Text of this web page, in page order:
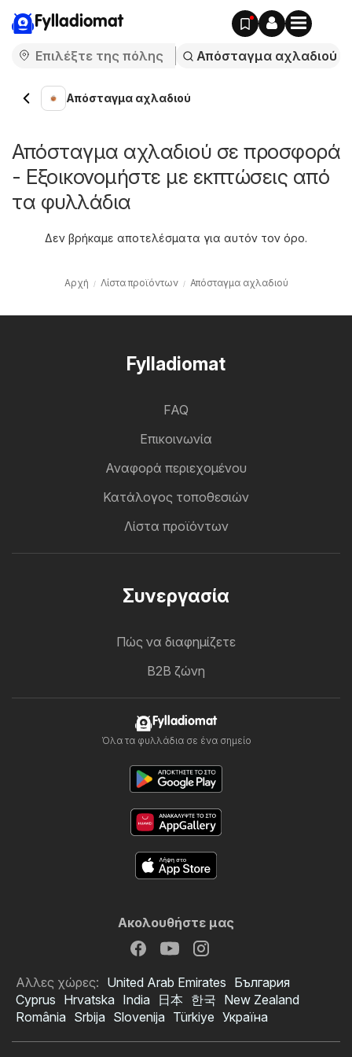
Fylladiomat
Απόσταγμα αχλαδιού
Απόσταγμα αχλαδιού σε προσφορά
- Εξοικονομήστε με εκπτώσεις από
τα φυλλάδια
Δεν βρήκαμε αποτελέσματα για αυτόν τον όρο.
Αρχή Λίστα προϊόντων Απόσταγμα αχλαδιού
Fylladiomat
FAQ
Επικοινωνία
Αναφορά περιεχομένου
Κατάλογος τοποθεσιών
Λίστα προϊόντων
Συνεργασία
Πώς να διαφημίζετε
B2B ζώνη
Fylladiomat
Όλα τα φυλλάδια σε ένα σημείο
Ακολουθήστε μας
Αλλες χώρες: United Arab Emirates България
Cyprus Hrvatska India 日本 한국 New Zealand
România Srbija Slovenija Türkiye Україна